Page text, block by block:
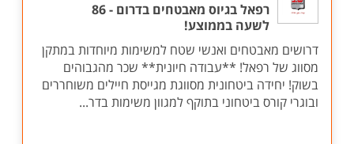
רפאל בגיוס מאבטחים בדרום - 86
לשעה בממוצע!
דרושים מאבטחים ואנשי שטח למשימות מיוחדות במתקן
מסווג של רפאל! **עבודה חיונית** שכר מהגבוהים
בשוק! יחידה ביטחונית מסווגת מגייסת חיילים משוחררים
ובוגרי קורס ביטחוני בתוקף למגוון משימות בדר...